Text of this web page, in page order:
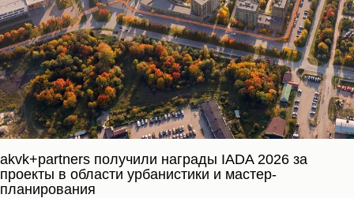
akvk+partners получили награды IADA 2026 за
проекты в области урбанистики и мастер-
планирования